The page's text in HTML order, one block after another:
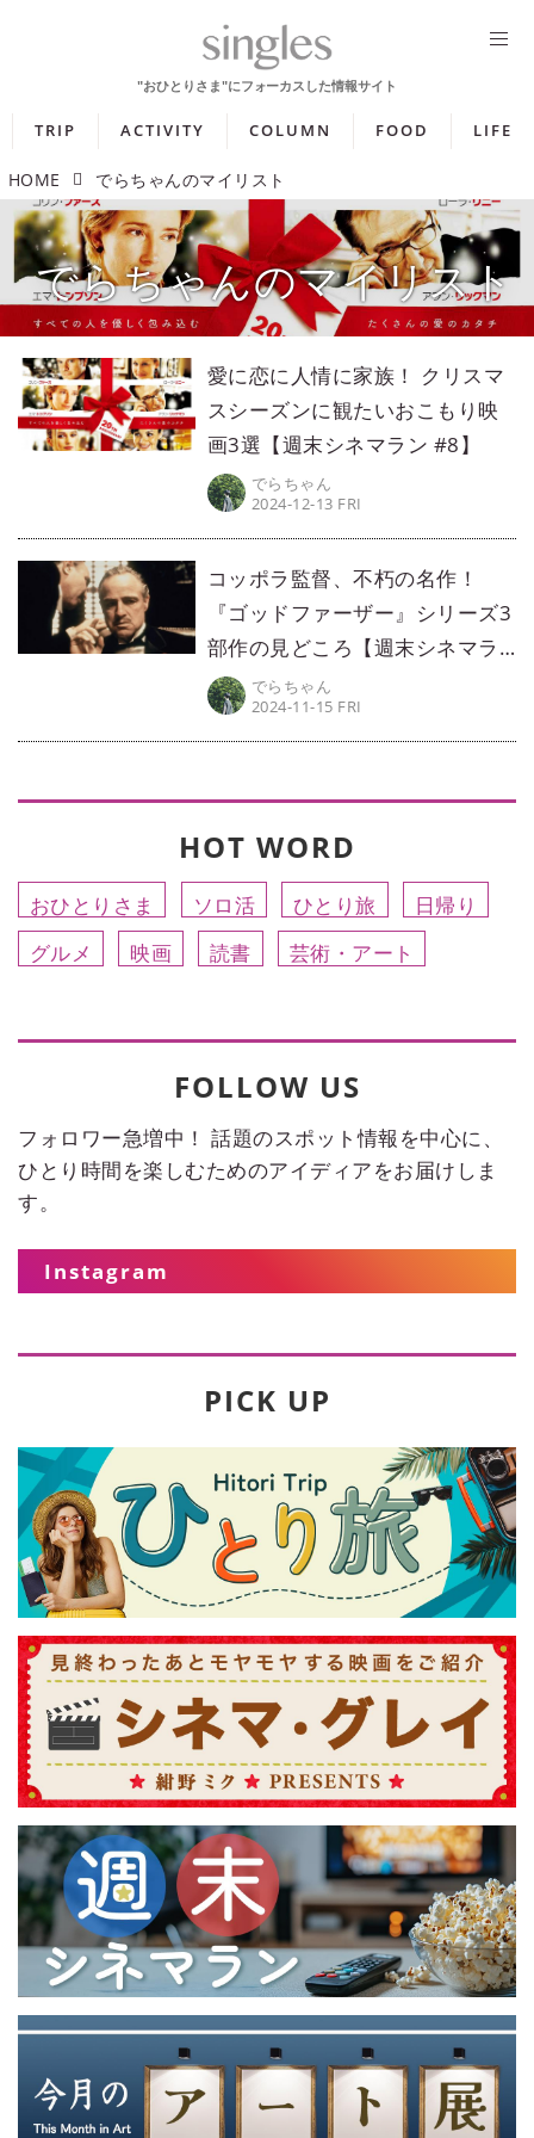
TRIP ACTIVITY COLUMN FOOD LIFE
HOME でらちゃんのマイリスト
でらちゃんのマイリスト
愛に恋に人情に家族！ クリスマ
スシーズンに観たいおこもり映
画3選【週末シネマラン #8】
でらちゃん
2024-12-13 FRI
コッポラ監督、不朽の名作！
『ゴッドファーザー』シリーズ3
部作の見どころ【週末シネマラ
ン #4】でらちゃん
2024-11-15 FRI
HOT WORD
おひとりさま ソロ活 ひとり旅
日帰り
グルメ
映画 読書 芸術・アート
FOLLOW US
フォロワー急増中！ 話題のスポット情報を中心に、
ひとり時間を楽しむためのアイディアをお届けしま
す。
Instagram
PICK UP